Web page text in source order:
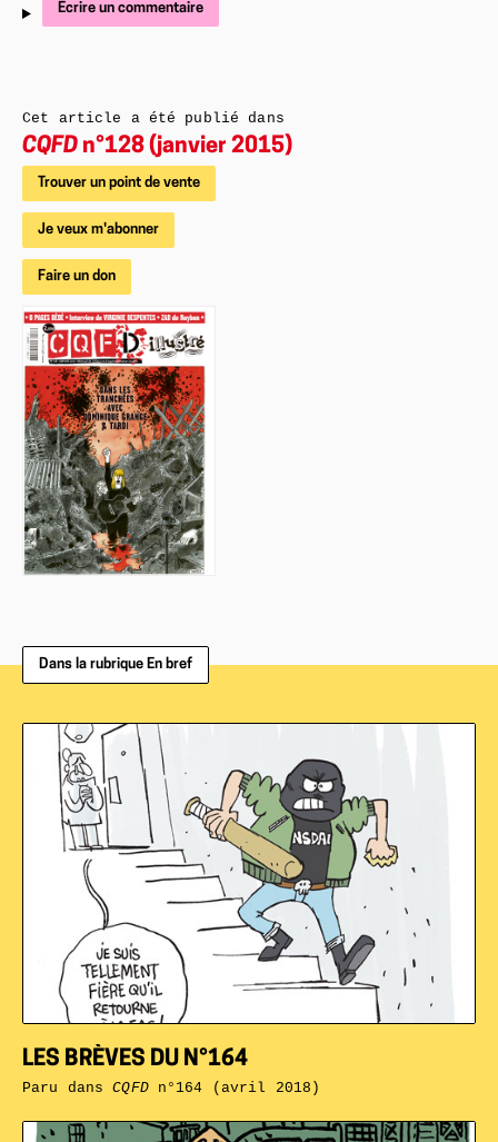
Écrire un commentaire
Cet article a été publié dans
CQFD n°128 (janvier 2015)
Trouver un point de vente
Je veux m'abonner
Faire un don
Dans la rubrique En bref
LES BRÈVES DU N°164
Paru dansCQFDn°164 (avril 2018)